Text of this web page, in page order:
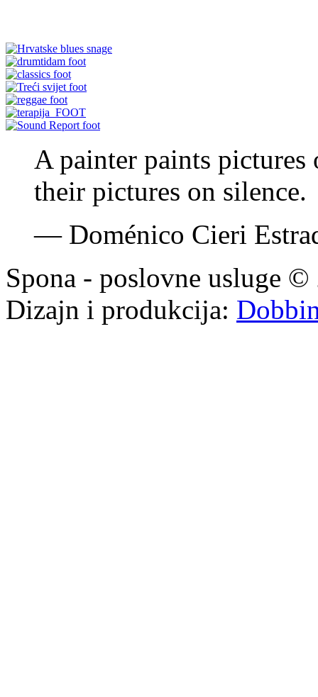
A painter paints pictures
their pictures on silence.
—Doménico Cieri
Spona - poslovne usluge
Dizajn i produkcija: